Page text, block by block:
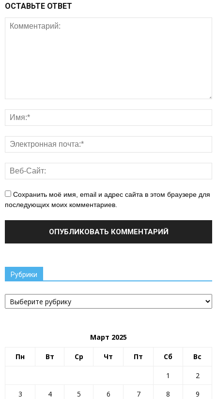
ОСТАВЬТЕ ОТВЕТ
Сохранить моё имя, email и адрес сайта в этом браузере для
последующих моих комментариев.
Рубрики
Рубрики
Март 2025
Пн Вт Ср Чт Пт Сб Вс
1
2
3
4 5 6 7 8
9